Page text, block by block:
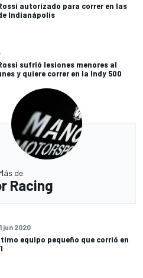
autorizado para correr en las
Indianápolis
sufrió lesiones menores al
y quiere correr en la Indy 500
de
Racing
jun 2020
equipo pequeño que corrió en